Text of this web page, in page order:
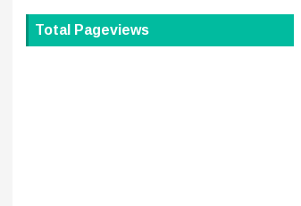
Total Pageviews